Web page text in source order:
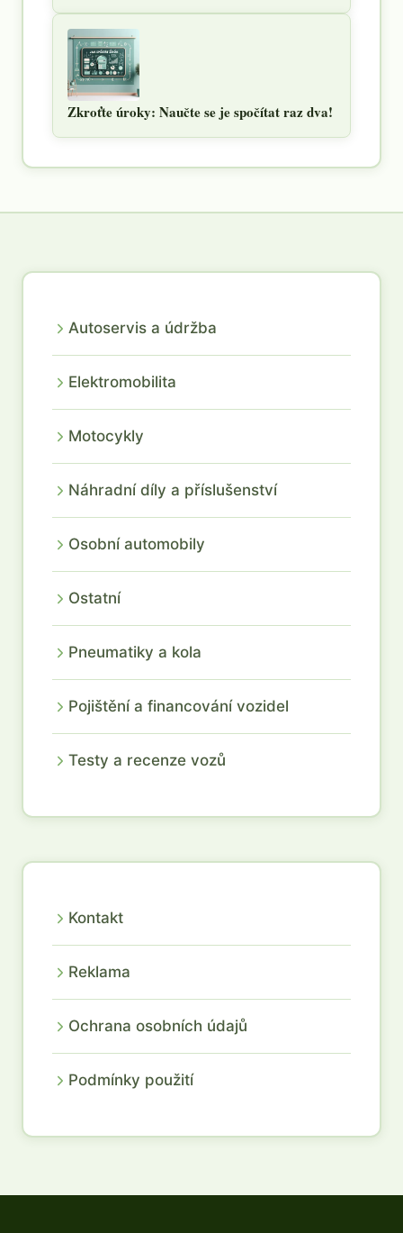
Zkroťte úroky: Naučte se je spočítat raz dva!
Autoservis a údržba
Elektromobilita
Motocykly
Náhradní díly a příslušenství
Osobní automobily
Ostatní
Pneumatiky a kola
Pojištění a financování vozidel
Testy a recenze vozů
Kontakt
Reklama
Ochrana osobních údajů
Podmínky použití